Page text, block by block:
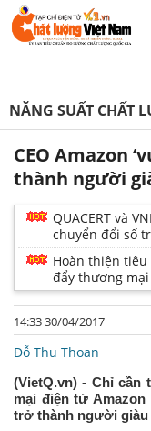
NĂNG SUẤT CHẤT
CEO Amazon
thành người
QUACERT và
chuyển đổi số
Hoàn thiện
đẩy thương
14:33 30/04/2017
Đỗ Thu Thoan
(VietQ.vn) - Chỉ cần
mại điện tử
trở thành người giàu